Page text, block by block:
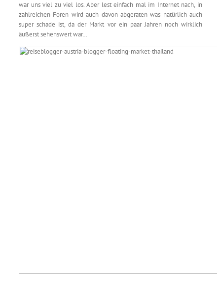
war uns viel zu viel los. Aber lest einfach mal im Internet nach, in
zahlreichen Foren wird auch davon abgeraten was natürlich auch
super schade ist, da der Markt vor ein paar Jahren noch wirklich
äußerst sehenswert war…